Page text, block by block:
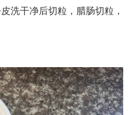
洗干净后切粒，腊肠切粒，